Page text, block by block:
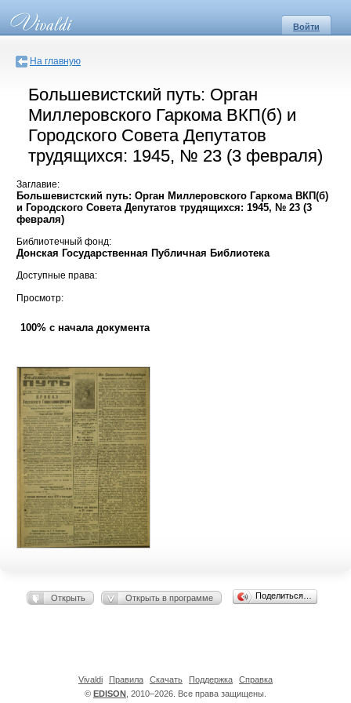
Войти
На главную
Большевистский путь: Орган
Миллеровского Гаркома ВКП(б) и
Городского Совета Депутатов
трудящихся: 1945, № 23 (3 февраля)
Заглавие:
Большевистский путь: Орган Миллеровского Гаркома ВКП(б)
и Городского Совета Депутатов трудящихся: 1945, № 23 (3
февраля)
Библиотечный фонд:
Донская Государственная Публичная Библиотека
Доступные права:
Просмотр:
100% с начала документа
Открыть Открыть в программе Поделиться…
© EDISON , 2010–2026. Все права защищены.
Vivaldi Правила Скачать Поддержка Справка